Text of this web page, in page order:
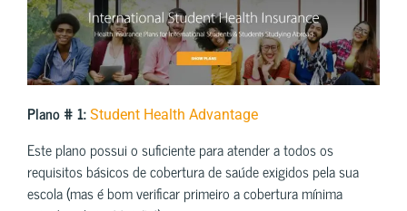
Plano # 1: Student Health Advantage
Este plano possui o suficiente para atender a todos os
requisitos básicos de cobertura de saúde exigidos pela sua
escola (mas é bom verificar primeiro a cobertura mínima